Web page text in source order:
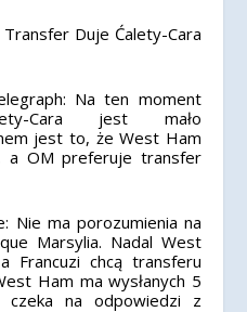
Duje Ćalety-Cara
Na ten moment
Cara jest mało
jest to, że West Ham
a OM preferuje transfer
Nie ma porozumienia na
Marsylia. Nadal West
Francuzi chcą transferu
Ham ma wysłanych 5
na odpowiedzi z